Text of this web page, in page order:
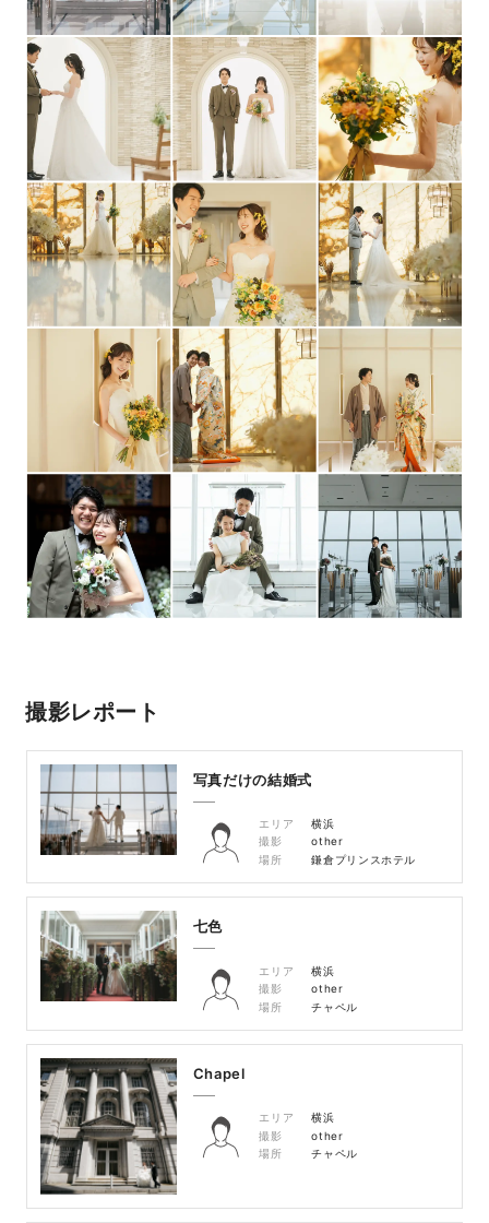
撮影レポート
写真だけの結婚式
エリア
横浜
撮影
other
場所
鎌倉プリンスホテル
七色
エリア
横浜
撮影
other
場所
チャペル
Chapel
エリア
横浜
撮影
other
場所
チャペル